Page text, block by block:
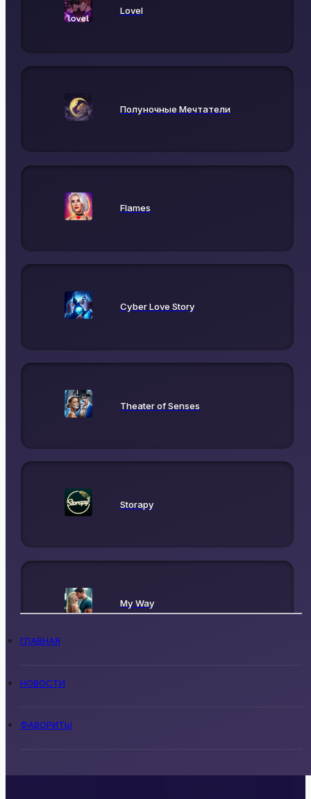
Lovel
Полуночные Мечтатели
Flames
Cyber Love Story
Theater of Senses
Storapy
My Way
ГЛАВНАЯ
НОВОСТИ
ФАВОРИТЫ